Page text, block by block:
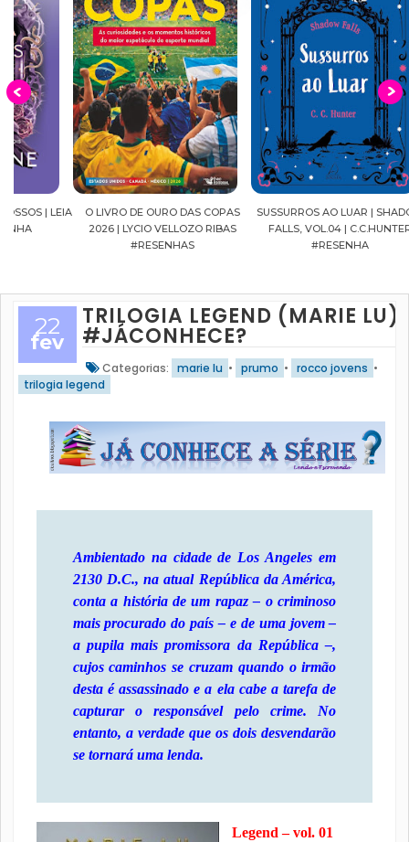
O LIVRO DE OURO DAS COPAS
2026 | LYCIO VELLOZO RIBAS
#RESENHAS
SUSSURROS AO LUAR | SHADOW
FALLS, VOL.04 | C.C.HUNTER
22
fev
TRILOGIA LEGEND (MARIE LU)
#JÁCONHECE?
Categorias: marie lu • prumo • rocco jovens •
trilogia legend
Ambientado na cidade de Los Angeles em
2130 D.C., na atual República da América,
conta a história de um rapaz – o criminoso
mais procurado do país – e de uma jovem –
a pupila mais promissora da República –,
cujos caminhos se cruzam quando o irmão
desta é assassinado e a ela cabe a tarefa de
capturar o responsável pelo crime. No
entanto, a verdade que os dois desvendarão
se tornará uma lenda.
Legend – vol. 01